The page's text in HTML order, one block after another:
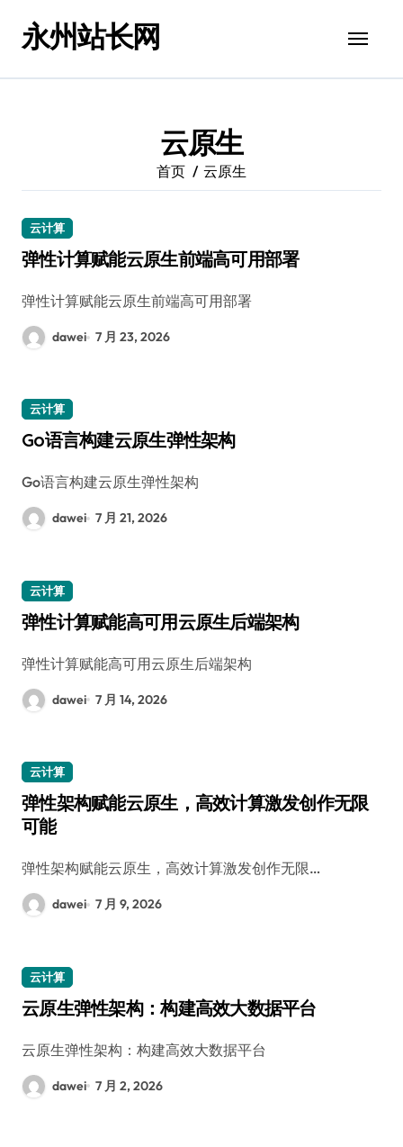
永州站长网
云原生
首页 云原生
云计算
弹性计算赋能云原生前端高可用部署
弹性计算赋能云原生前端高可用部署
dawei 7 月 23, 2026
云计算
Go语言构建云原生弹性架构
Go语言构建云原生弹性架构
dawei 7 月 21, 2026
云计算
弹性计算赋能高可用云原生后端架构
弹性计算赋能高可用云原生后端架构
dawei 7 月 14, 2026
云计算
弹性架构赋能云原生，高效计算激发创作无限
可能
弹性架构赋能云原生，高效计算激发创作无限…
dawei 7 月 9, 2026
云计算
云原生弹性架构：构建高效大数据平台
云原生弹性架构：构建高效大数据平台
dawei 7 月 2, 2026